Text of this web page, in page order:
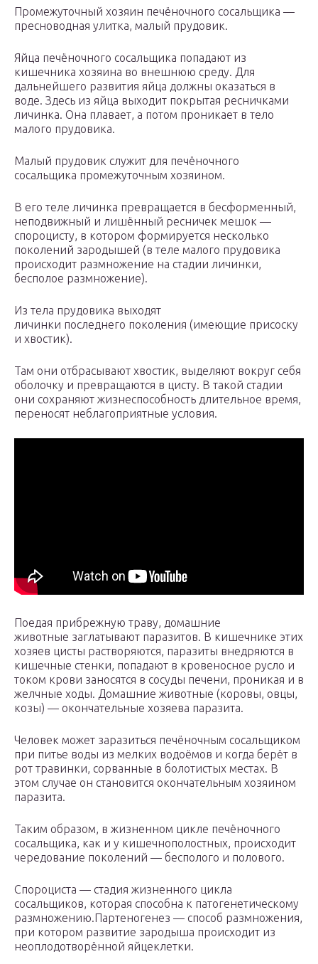
Промежуточный хозяин печёночного сосальщика —
пресноводная улитка, малый прудовик.
Яйца печёночного сосальщика попадают из
кишечника хозяина во внешнюю среду. Для
дальнейшего развития яйца должны оказаться в
воде. Здесь из яйца выходит покрытая ресничками
личинка. Она плавает, а потом проникает в тело
малого прудовика.
Малый прудовик служит для печёночного
сосальщика промежуточным хозяином.
В его теле личинка превращается в бесформенный,
неподвижный и лишённый ресничек мешок —
спороцисту, в котором формируется несколько
поколений зародышей (в теле малого прудовика
происходит размножение на стадии личинки,
бесполое размножение).
Из тела прудовика выходят
личинки последнего поколения (имеющие присоску
и хвостик).
Там они отбрасывают хвостик, выделяют вокруг себя
оболочку и превращаются в цисту. В такой стадии
они сохраняют жизнеспособность длительное время,
переносят неблагоприятные условия.
Поедая прибрежную траву, домашние
животные заглатывают паразитов. В кишечнике этих
хозяев цисты растворяются, паразиты внедряются в
кишечные стенки, попадают в кровеносное русло и
током крови заносятся в сосуды печени, проникая и в
желчные ходы. Домашние животные (коровы, овцы,
козы) — окончательные хозяева паразита.
Человек может заразиться печёночным сосальщиком
при питье воды из мелких водоёмов и когда берёт в
рот травинки, сорванные в болотистых местах. В
этом случае он становится окончательным хозяином
паразита.
Таким образом, в жизненном цикле печёночного
сосальщика, как и у кишечнополостных, происходит
чередование поколений — бесполого и полового.
Спороциста — стадия жизненного цикла
сосальщиков, которая способна к патогенетическому
размножению.Партеногенез — способ размножения,
при котором развитие зародыша происходит из
неоплодотворённой яйцеклетки.